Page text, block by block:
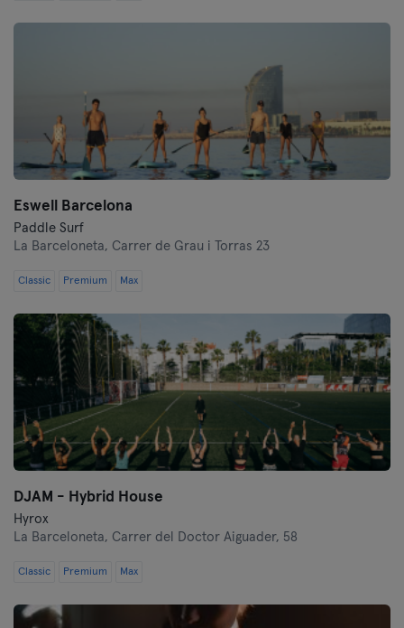
Eswell Barcelona
Paddle Surf
La Barceloneta, Carrer de Grau i Torras 23
Classic Premium Max
DJAM - Hybrid House
Hyrox
La Barceloneta, Carrer del Doctor Aiguader, 58
Classic Premium Max